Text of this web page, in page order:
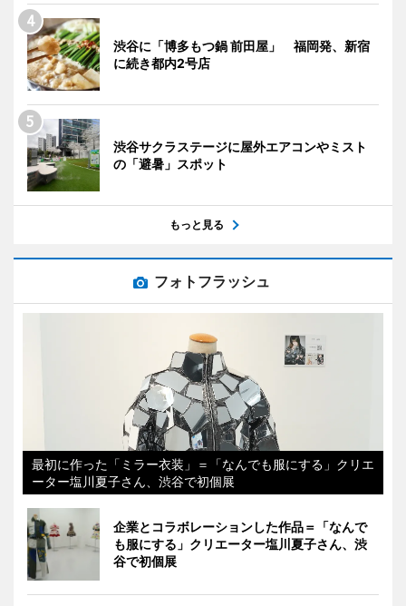
渋谷に「博多もつ鍋 前田屋」 福岡発、新宿
に続き都内2号店
渋谷サクラステージに屋外エアコンやミスト
の「避暑」スポット
もっと見る
フォトフラッシュ
最初に作った「ミラー衣装」＝「なんでも服にする」クリエ
ーター塩川夏子さん、渋谷で初個展
企業とコラボレーションした作品＝「なんで
も服にする」クリエーター塩川夏子さん、渋
谷で初個展